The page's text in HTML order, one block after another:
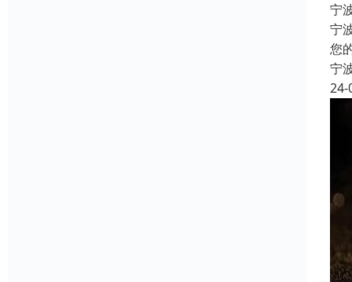
宁
宁
您
宁
24-